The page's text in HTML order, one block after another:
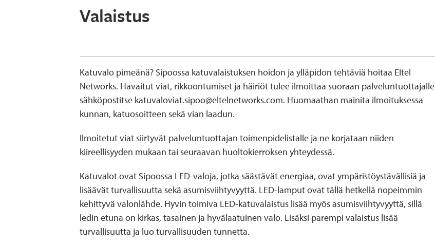
Valaistus
Katuvalo pimeänä? Sipoossa katuvalaistuksen hoidon ja ylläpidon tehtäviä hoitaa Eltel
Networks. Havaitut viat, rikkoontumiset ja häiriöt tulee ilmoittaa suoraan palveluntuottajalle
sähköpostitse katuvaloviat.sipoo@eltelnetworks.com. Huomaathan mainita ilmoituksessa
kunnan, katuosoitteen sekä vian laadun.
Ilmoitetut viat siirtyvät palveluntuottajan toimenpidelistalle ja ne korjataan niiden
kiireellisyyden mukaan tai seuraavan huoltokierroksen yhteydessä.
Katuvalot ovat Sipoossa LED-valoja, jotka säästävät energiaa, ovat ympäristöystävällisiä ja
lisäävät turvallisuutta sekä asumisviihtyvyyttä. LED-lamput ovat tällä hetkellä nopeimmin
kehittyvä valonlähde. Hyvin toimiva LED-katuvalaistus lisää myös asumisviihtyvyyttä, sillä
ledin etuna on kirkas, tasainen ja hyvälaatuinen valo. Lisäksi parempi valaistus lisää
turvallisuutta ja luo turvallisuuden tunnetta.